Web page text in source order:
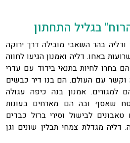
בגליל התחתון
בהר השאבי מובילה דרך ירוקה
באחו. דליה ואמנון הגיעו לחווה
הם בחרו לחיות בתנאי בידוד עם עדרי
וקשר עם העולם. הם בנו דיר כבשים
למגורים. אמנון בנה כיפה עגולה
שאסף ובה הם מארחים בעונות
לבישול וסירי ברזל כבדים
מגדלת צמחי תבלין שונים וגן